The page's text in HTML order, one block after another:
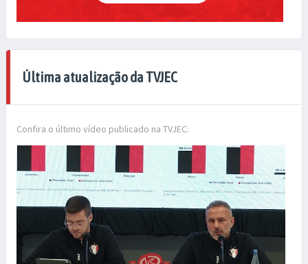
Última atualização da TVJEC
Confira o último vídeo publicado na TVJEC: